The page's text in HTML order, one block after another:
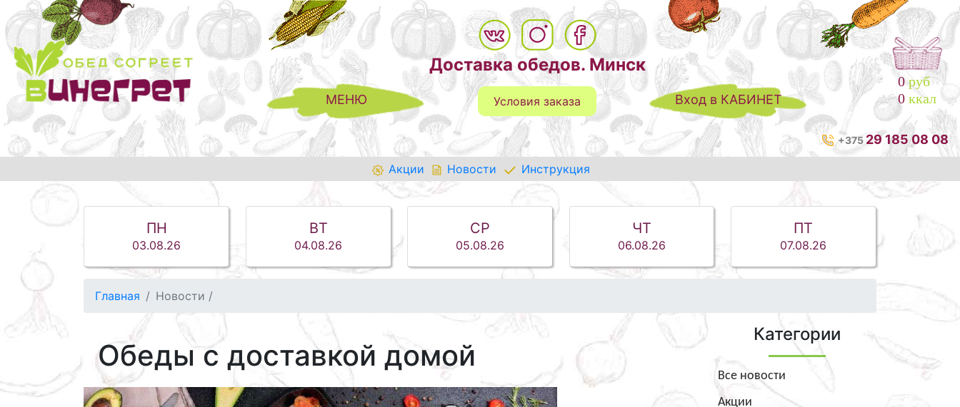
Доставка обедов. Минск
МЕНЮ Условия заказа Вход в КАБИНЕТ
0руб
0 ккал
+375 29 185 08 08
Акции Новости Инструкция
ПН
03.08.26
ВТ
04.08.26
СР
05.08.26
ЧТ
06.08.26
ПТ
07.08.26
Главная Новости /
Обеды с доставкой домой
Категории
Все новости
Акции